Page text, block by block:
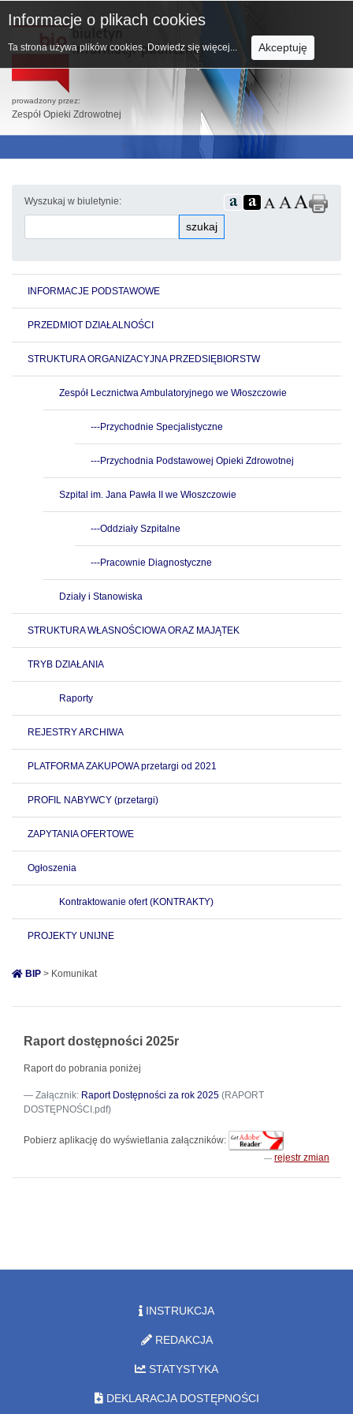
prowadzony przez:
Zespół Opieki Zdrowotnej
Wyszukaj w biuletynie:
szukaj
INFORMACJE PODSTAWOWE
PRZEDMIOT DZIAŁALNOŚCI
STRUKTURA ORGANIZACYJNA PRZEDSIĘBIORSTW
Zespół Lecznictwa Ambulatoryjnego we Włoszczowie
---Przychodnie Specjalistyczne
---Przychodnia Podstawowej Opieki Zdrowotnej
Szpital im. Jana Pawła II we Włoszczowie
---Oddziały Szpitalne
---Pracownie Diagnostyczne
Działy i Stanowiska
STRUKTURA WŁASNOŚCIOWA ORAZ MAJĄTEK
TRYB DZIAŁANIA
Raporty
REJESTRY ARCHIWA
PLATFORMA ZAKUPOWA przetargi od 2021
PROFIL NABYWCY (przetargi)
ZAPYTANIA OFERTOWE
Ogłoszenia
Kontraktowanie ofert (KONTRAKTY)
PROJEKTY UNIJNE
BIP > Komunikat
Raport dostępności 2025r
Raport do pobrania poniżej
Załącznik: Raport Dostępności za rok 2025 (RAPORT
DOSTĘPNOŚCI.pdf)
Pobierz aplikację do wyświetlania załączników:
rejestr zmian
Informacje o plikach cookies
Ta strona używa plików cookies. Dowiedz się więcej... Akceptuję
INSTRUKCJA
REDAKCJA
STATYSTYKA
DEKLARACJA DOSTĘPNOŚCI